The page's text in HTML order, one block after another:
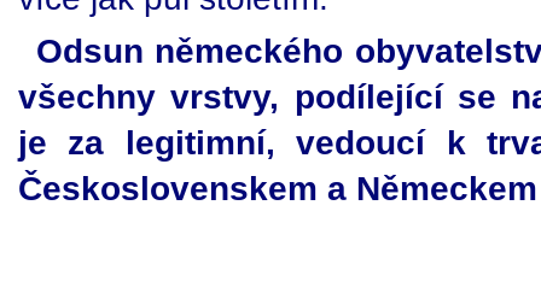
Odsun německého
všechny vrstvy, podílející se
je za legitimní, vedoucí k
Československem a